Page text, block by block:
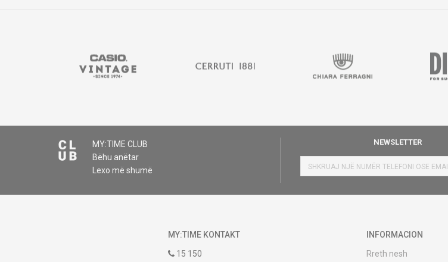
MY:TIME CLUB
Bëhu anëtar
Lexo më shumë
NEWSLETTER
MY:TIME KONTAKT
15 150
INFORMACION
Rreth nesh